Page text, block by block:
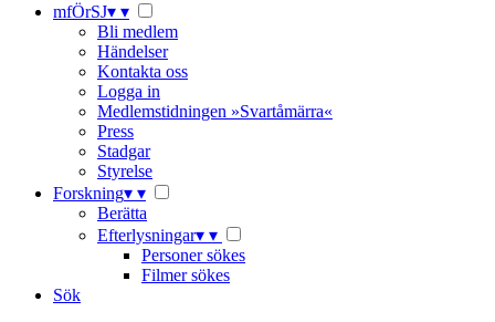
mfÖrSJ▾ ▾
Bli medlem
Händelser
Kontakta oss
Logga in
Medlemstidningen »Svartåmärra«
Press
Stadgar
Styrelse
Forskning▾ ▾
Berätta
Efterlysningar▾ ▾
Personer sökes
Filmer sökes
Sök